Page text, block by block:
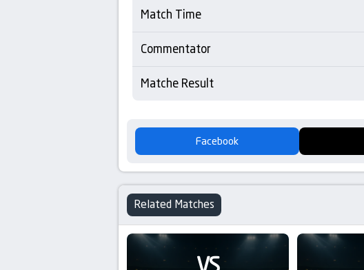
Match Time
Commentator
Matche Result
Facebook
Related Matches